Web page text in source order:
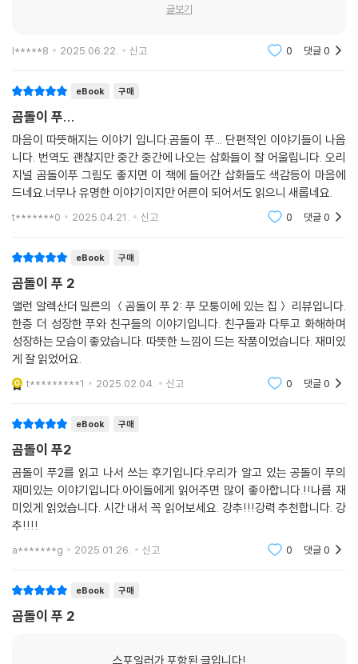
글보기
l*****8 2025.06.22. 신고 0 댓글0
eBook 구매
곰돌이 푸...
마음이 따뜻해지는 이야기 입니다.곰돌이 푸... 단편적인 이야기들이 나옵
니다. 번역도 괜찮지만 중간 중간에 나오는 삽화들이 잘 어울립니다. 오리
지널 곰돌이푸 그림도 좋지면 이 책에 들어간 삽화들도 색감등이 마음에
드네요.너무나 유명한 이야기이지만 어른이 되어서도 읽으니 새롭네요.
t*******0 2025.04.21. 신고 0 댓글0
eBook 구매
곰돌이 푸 2
앨런 알렉산더 밀른의 ＜곰돌이 푸 2: 푸 모퉁이에 있는 집＞ 리뷰입니다.
한층 더 성장한 푸와 친구들의 이야기입니다. 친구들과 다투고 화해하며
성장하는 모습이 좋았습니다. 따뜻한 느낌이 드는 작품이었습니다. 재미있
게 잘 읽었어요.
t*********1 2025.02.04. 신고 0 댓글0
eBook 구매
곰돌이 푸2
곰돌이 푸2를 읽고 나서 쓰는 후기입니다.우리가 알고 있는 공돌이 푸의
재미있는 이야기입니다.아이들에게 읽어주면 많이 좋아합니다.!!나름 재
미있게 읽었습니다. 시간 내서 꼭 읽어보세요. 강추!!!강력 추천합니다. 강
추!!!!
a*******g 2025.01.26. 신고 0 댓글0
eBook 구매
곰돌이 푸 2
스포일러가 포함된 글입니다!